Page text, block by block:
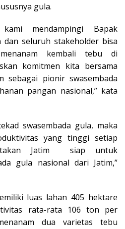
gula.
kami mendampingi Bapak
dan seluruh stakeholder bisa
kembali tebu di
komitmen kita bersama
sebagai pionir swasembada
pangan nasional,” kata
swasembada gula, maka
yang tinggi setiap
Jatim siap untuk
gula nasional dari Jatim,”
luas lahan 405 hektare
rata-rata 106 ton per
dua varietas tebu